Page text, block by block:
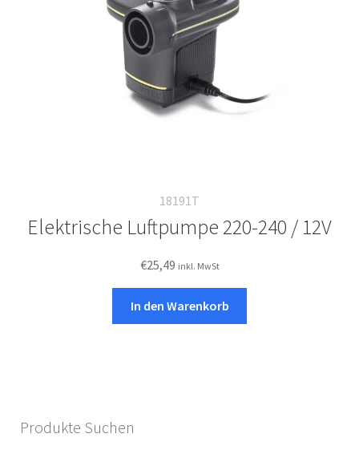
18191T
Elektrische Luftpumpe 220-240 / 12V
€25,49 inkl. MwSt
In den Warenkorb
Produkte Suchen